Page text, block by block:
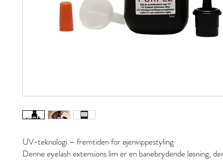
UV-teknologi – fremtiden for øjenvippestyling
Denne eyelash extensions lim er en banebrydende løsning,